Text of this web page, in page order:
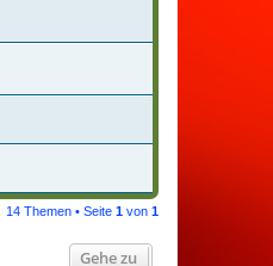
14 Themen • Seite 1 von 1
Gehe zu